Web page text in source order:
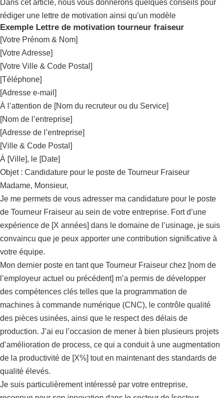
Dans cet article, nous vous donnerons quelques conseils pour
rédiger une lettre de motivation ainsi qu’un modèle
Exemple Lettre de motivation tourneur fraiseur
[Votre Prénom & Nom]
[Votre Adresse]
[Votre Ville & Code Postal]
[Téléphone]
[Adresse e-mail]
À l’attention de [Nom du recruteur ou du Service]
[Nom de l’entreprise]
[Adresse de l’entreprise]
[Ville & Code Postal]
À [Ville], le [Date]
Objet : Candidature pour le poste de Tourneur Fraiseur
Madame, Monsieur,
Je me permets de vous adresser ma candidature pour le poste
de Tourneur Fraiseur au sein de votre entreprise. Fort d’une
expérience de [X années] dans le domaine de l’usinage, je suis
convaincu que je peux apporter une contribution significative à
votre équipe.
Mon dernier poste en tant que Tourneur Fraiseur chez [nom de
l’employeur actuel ou précédent] m’a permis de développer
des compétences clés telles que la programmation de
machines à commande numérique (CNC), le contrôle qualité
des pièces usinées, ainsi que le respect des délais de
production. J’ai eu l’occasion de mener à bien plusieurs projets
d’amélioration de process, ce qui a conduit à une augmentation
de la productivité de [X%] tout en maintenant des standards de
qualité élevés.
Je suis particulièrement intéressé par votre entreprise,